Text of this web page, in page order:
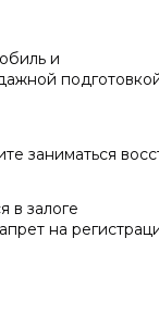
в залоге
на
и
заниматься